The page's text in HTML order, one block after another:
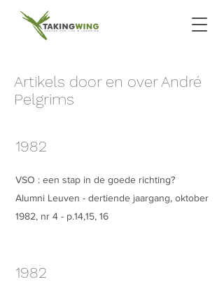
Artikels door en over André
Pelgrims
1982
VSO : een stap in de goede richting?
Alumni Leuven - dertiende jaargang, oktober
1982, nr 4 - p.14,15, 16
1982